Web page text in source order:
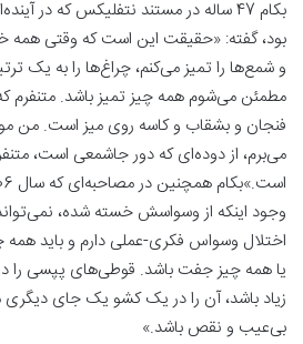
بکام 47 ساله در مستند نتفلیکس که
بود، گفته: «حقیقت این است که وقتی همه
و شمع‌ها را تمیز می‌کنم، چراغ‌ها را به یک
مطمئن می‌شوم همه چیز تمیز باشد. متنفرم
فنجان و بشقاب و کاسه روی میز است. من
می‌برم، از دوده‌ای که دور جاشمعی است،
وجود اینکه از وسواسش خسته شده،
اختلال وسواس فکری-عملی دارم و باید
یا همه چیز جفت باشد. قوطی‌های پپسی را
زیاد باشد، آن را در یک کشو یک جای دیگری
بی‌عیب و نقص باشد.»